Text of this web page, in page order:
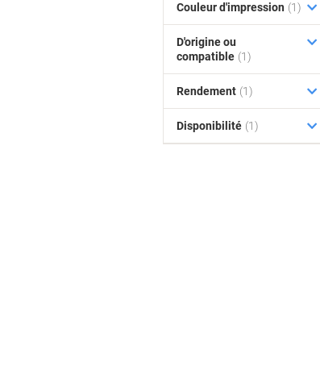
Couleur d'impression (1)
D'origine ou
compatible (1)
Rendement (1)
Disponibilité (1)